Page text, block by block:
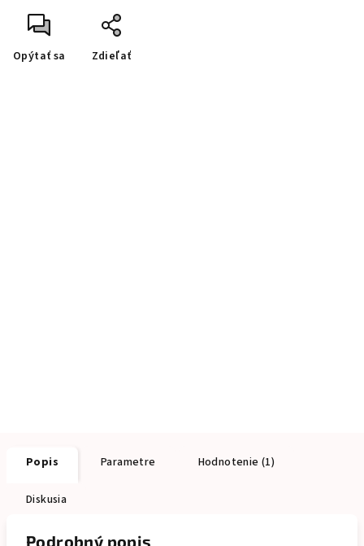
Opýtať sa Zdieľať
Popis Parametre Hodnotenie (1)
Diskusia
Podrobný popis